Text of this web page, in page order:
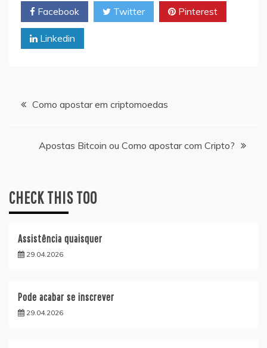
Facebook Twitter Pinterest
Linkedin
Navegação
Como apostar em criptomoedas
Apostas Bitcoin ou Como apostar com Cripto?
CHECK THIS TOO
Assistência quaisquer
29.04.2026
Pode acabar se inscrever
29.04.2026